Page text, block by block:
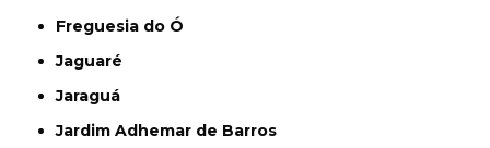
Freguesia do Ó
Jaguaré
Jaraguá
Jardim Adhemar de Barros